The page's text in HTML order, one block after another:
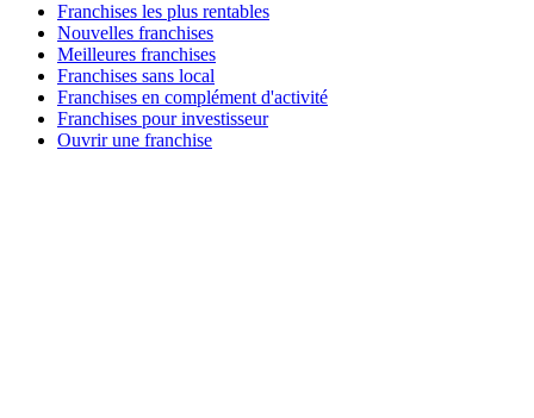
Franchises les plus rentables
Nouvelles franchises
Meilleures franchises
Franchises sans local
Franchises en complément d'activité
Franchises pour investisseur
Ouvrir une franchise